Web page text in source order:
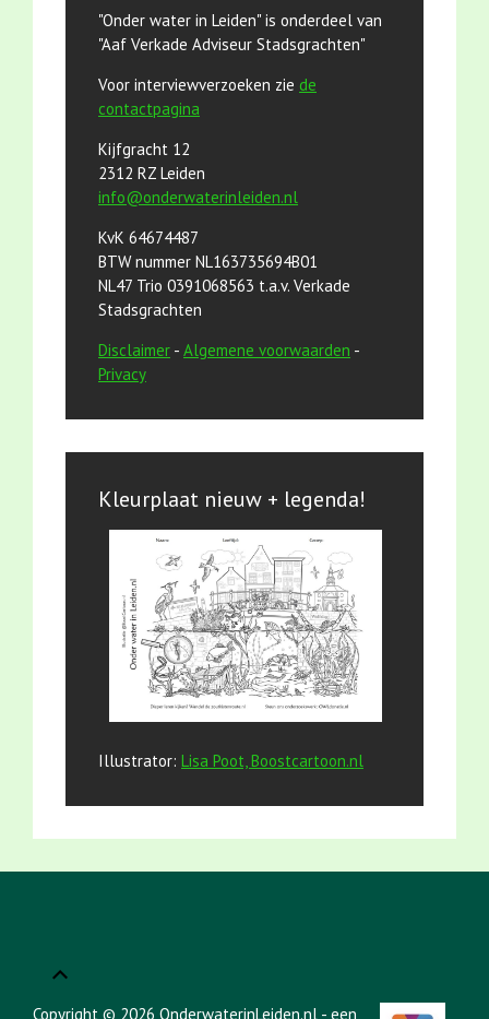
"Onder water in Leiden" is onderdeel van
"Aaf Verkade Adviseur Stadsgrachten"
Voor interviewverzoeken zie de
contactpagina
Kijfgracht 12
2312 RZ Leiden
info@onderwaterinleiden.nl
KvK 64674487
BTW nummer NL163735694B01
NL47 Trio 0391068563 t.a.v. Verkade
Stadsgrachten
Disclaimer - Algemene voorwaarden -
Privacy
Kleurplaat nieuw + legenda!
Illustrator: Lisa Poot, Boostcartoon.nl
Copyright © 2026 OnderwaterinLeiden.nl - een